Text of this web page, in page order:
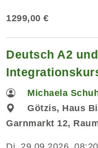
1299,00 €
Deutsch A2
Michaela
Götzis, Haus
Garnmarkt 12,